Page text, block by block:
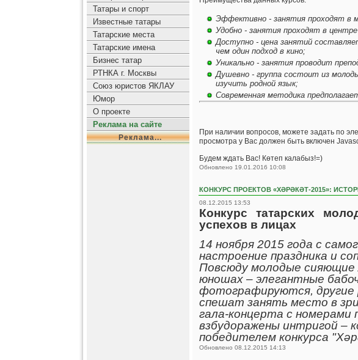
Татары и спорт
Известные татары
Татарские места
Татарские имена
Бизнес татар
РТНКА г. Москвы
Союз юристов ЯКЛАУ
Юмор
О проекте
Реклама на сайте
Реклама...
Эффективно - занятия проходят в
Удобно - занятия проходят в
Доступно - цена занятий
чем один подход в кино;
Уникально - занятия проводит
Душевно - группа состоит из
изучить родной язык;
Современная методика
При наличии вопросов, можете задать по
просмотра у Вас должен быть включен
Будем ждать Вас! Көтеп калабыз!=)
Обновлено 19.01.2016 10:08
КОНКУРС ПРОЕКТОВ «ХӘРӘКӘТ-2015»:
08.12.2015 13:53
Конкурс татарских
успехов в лицах
14 ноября 2015 года с
настроение праздника и
Повсюду молодые сияющие
юношах – элегантные
фотографируются,
спешат занять место в
гала-концерта с номерами
взбудоражены интригой –
победителем конкурса
Обновлено 08.12.2015 14:13